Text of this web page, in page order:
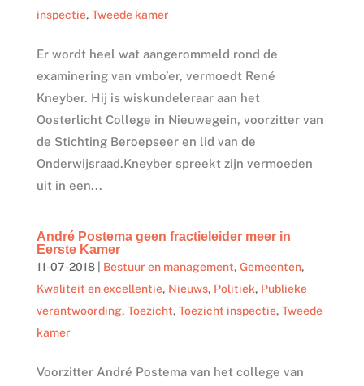
inspectie, Tweede kamer
Er wordt heel wat aangerommeld rond de
examinering van vmbo’er, vermoedt René
Kneyber. Hij is wiskundeleraar aan het
Oosterlicht College in Nieuwegein, voorzitter van
de Stichting Beroepseer en lid van de
Onderwijsraad.Kneyber spreekt zijn vermoeden
uit in een...
André Postema geen fractieleider meer in
Eerste Kamer
11-07-2018| Bestuur en management, Gemeenten,
Kwaliteit en excellentie, Nieuws, Politiek, Publieke
verantwoording, Toezicht, Toezicht inspectie, Tweede
kamer
Voorzitter André Postema van het college van